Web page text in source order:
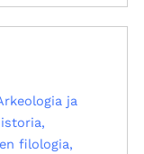
ja
filologia